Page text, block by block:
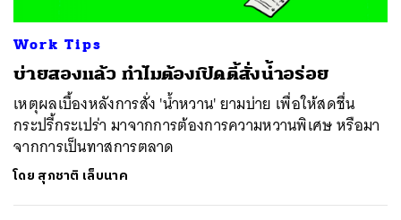
Work Tips
บ่ายสองแล้ว ทำไมต้องเปิดตี้สั่งน้ำอร่อย
เหตุผลเบื้องหลังการสั่ง 'น้ำหวาน' ยามบ่าย เพื่อให้สดชื่น
กระปรี้กระเปร่า มาจากการต้องการความหวานพิเศษ หรือมา
จากการเป็นทาสการตลาด
โดย สุภชาติ เล็บนาค
SHARE